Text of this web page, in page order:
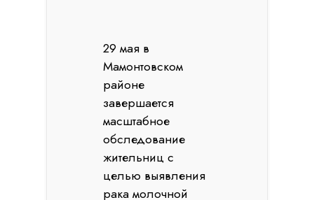
29 мая в
Мамонтовском
районе
завершается
масштабное
обследование
жительниц с
целью выявления
рака молочной